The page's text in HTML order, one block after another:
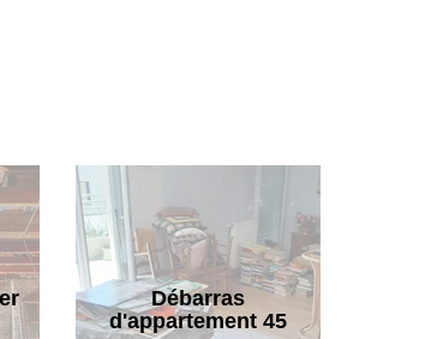
Débarras
d'appartement 45